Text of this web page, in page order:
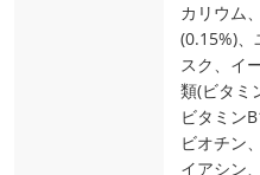
カリウム
(0.15%)
スク、イ
類(ビタミ
ビタミン
ビオチン
イアシン